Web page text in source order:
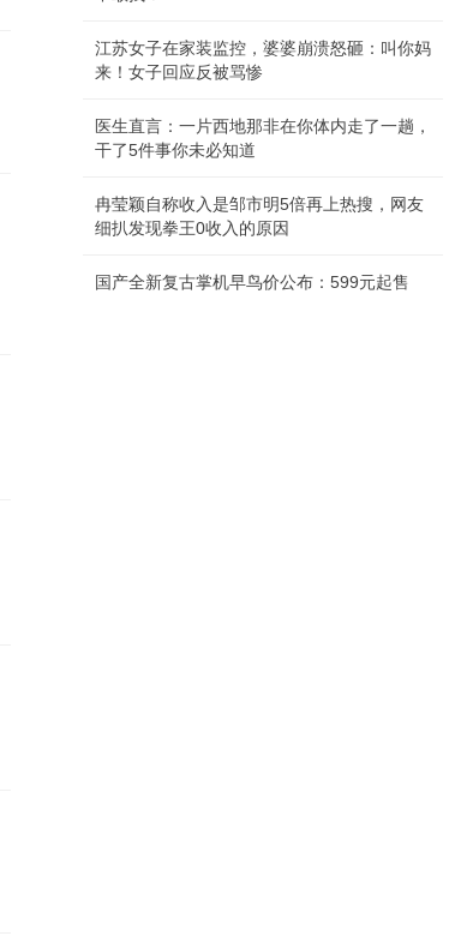
江苏女子在家装监控，婆婆崩溃怒砸：叫你妈
来！女子回应反被骂惨
医生直言：一片西地那非在你体内走了一趟，
干了5件事你未必知道
冉莹颖自称收入是邹市明5倍再上热搜，网友
细扒发现拳王0收入的原因
国产全新复古掌机早鸟价公布：599元起售